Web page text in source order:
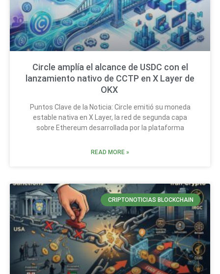
Circle amplía el alcance de USDC con el
lanzamiento nativo de CCTP en X Layer de
OKX
Puntos Clave de la Noticia: Circle emitió su moneda
estable nativa en X Layer, la red de segunda capa
sobre Ethereum desarrollada por la plataforma
READ MORE »
CRIPTONOTICIAS BLOCKCHAIN